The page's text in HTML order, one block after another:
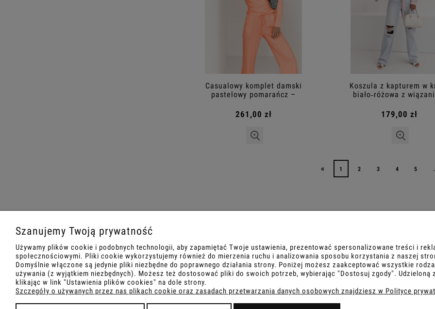
Casualowy komplet damski
pastelowy pomarańcz –
261,00 zł
Koszula z kapturem w
biało‑różowa z
179,00 zł
« 1 2 3 4 5
MOJE KONTO
Twoje zamówienia
Ustawienia konta
Ulubione
O NAS
Kontakt i dane firmy
O firmie
Blog
OBSŁUGA KLIENTA
Metody płatności
Czas realizacji zamówienia
Szanujemy Twoją prywatność
Używamy plików cookie i podobnych technologii, aby zapamiętać Twoje ustawienia, prezentować spersonalizowane treści i
społecznościowymi. Pliki cookie wykorzystujemy również do mierzenia ruchu i analizowania sposobu korzystania z naszej
Domyślnie włączone są jedynie pliki niezbędne do poprawnego działania strony. Poniżej możesz zaakceptować wszystkie
używania (z wyjątkiem niezbędnych). Możesz też dostosować pliki do swoich potrzeb, wybierając "Dostosuj zgody".
klikając w link "Ustawienia plików cookies" na dole strony.
Szczegóły o używanych przez nas plikach cookie oraz zasadach przetwarzania danych osobowych znajdziesz w Polityce